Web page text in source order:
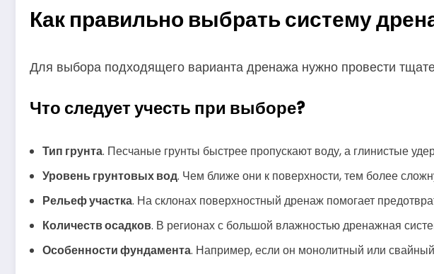
Как правильно выбрать систему
Для выбора подходящего варианта дренажа нужно провести
Что следует учесть при выборе?
Тип грунта. Песчаные грунты быстрее пропускают воду, а глинистые
Уровень грунтовых вод. Чем ближе они к поверхности, тем более
Рельеф участка. На склонах поверхностный дренаж помогает
Количеств осадков. В регионах с большой влажностью дренажная
Особенности фундамента. Например, если он монолитный или